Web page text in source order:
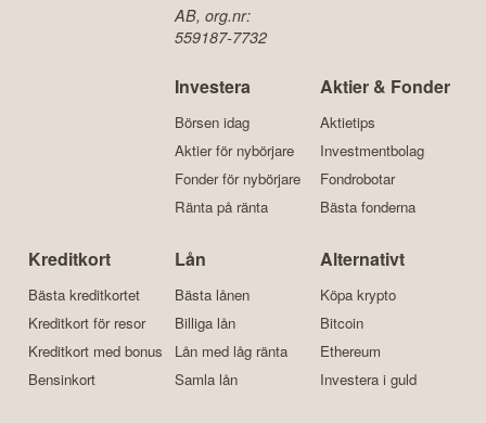
AB, org.nr:
559187-7732
Investera
Börsen idag
Aktier för nybörjare
Fonder för nybörjare
Ränta på ränta
Aktier & Fonder
Aktietips
Investmentbolag
Fondrobotar
Bästa fonderna
Kreditkort
Bästa kreditkortet
Kreditkort för resor
Kreditkort med bonus
Bensinkort
Lån
Bästa lånen
Billiga lån
Lån med låg ränta
Samla lån
Alternativt
Köpa krypto
Bitcoin
Ethereum
Investera i guld